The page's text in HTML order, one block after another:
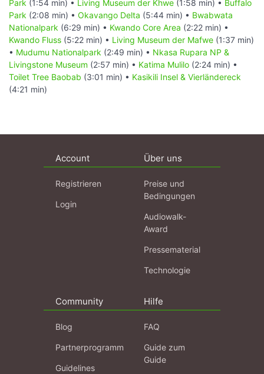
Park (1:54 min) • Living Museum der Khwe (1:58 min) • Buffalo
Park (2:08 min) • Okavango Delta (5:44 min) • Bwabwata
Nationalpark (6:29 min) • Kwando Core Area (2:22 min) •
Kwando Fluss (5:22 min) • Living Museum der Mafwe (1:37 min)
• Mudumu Nationalpark (2:49 min) • Nkasa Rupara NP &
Livingstone Museum (2:57 min) • Katima Mulilo (2:24 min) •
Toilet Tree Baobab (3:01 min) • Kasikili Insel & Vierländereck
(4:21 min)
Account
Registrieren
Login
Über uns
Preise und
Bedingungen
Audiowalk-
Award
Pressematerial
Technologie
Community
Blog
Partnerprogramm
Guidelines
Hilfe
FAQ
Guide zum
Guide